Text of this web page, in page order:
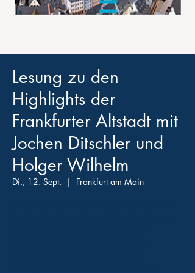
Lesung zu den
Highlights der
Frankfurter Altstadt mit
Jochen Ditschler und
Holger Wilhelm
Di., 12. Sept.
  |
Frankfurt am Main